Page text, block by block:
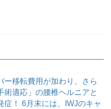
ー移転費用が加わり、さら
術適応」の腰椎ヘルニアと
症！ 6月末には、IWJのキャ